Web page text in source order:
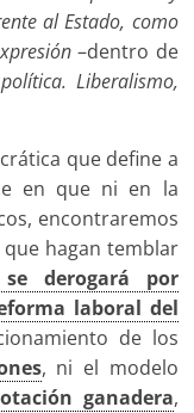
al Estado, como
–dentro de
Liberalismo,
que define a
en que ni en la
encontraremos
hagan temblar
derogará por
laboral del
de los
, ni el modelo
ganadera,